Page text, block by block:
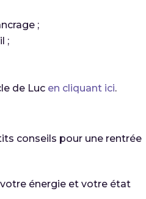
;
;
de Luc en cliquant ici.
conseils pour une rentrée
énergie et votre état